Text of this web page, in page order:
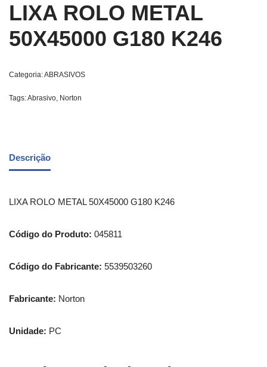
LIXA ROLO METAL
50X45000 G180 K246
Categoria:ABRASIVOS
Tags:Abrasivo, Norton
Descrição
LIXA ROLO METAL 50X45000 G180 K246
Código do Produto: 045811
Código do Fabricante: 5539503260
Fabricante: Norton
Unidade: PC